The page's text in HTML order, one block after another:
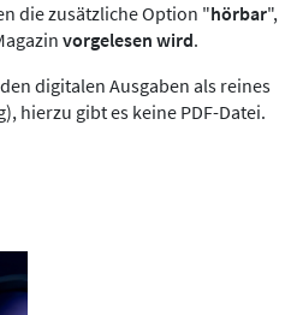
die zusätzliche Option "hörbar",
vorgelesen wird.
digitalen Ausgaben als reines
hierzu gibt es keine PDF-Datei.